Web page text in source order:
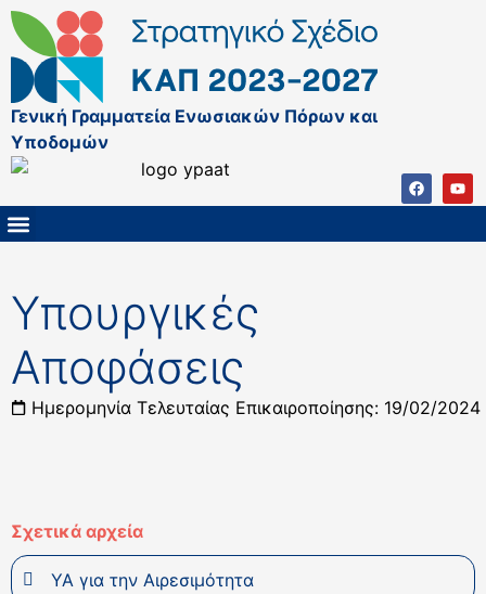
Γενική Γραμματεία Ενωσιακών Πόρων και
Υποδομών
Υπουργικές
Αποφάσεις
Ημερομηνία Τελευταίας Επικαιροποίησης: 19/02/2024
Σχετικά αρχεία
ΥΑ για την Αιρεσιμότητα